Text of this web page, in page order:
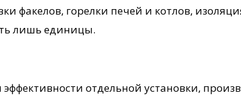
факелов, горелки печей и котлов,
лишь единицы.
отдельной установки,